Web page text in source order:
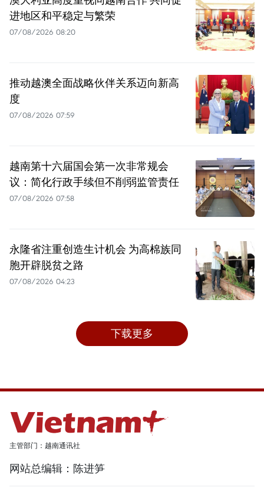
进地区和平稳定与繁荣
07/08/2026 08:20
推动越澳全面战略伙伴关系迈向新高
度
07/08/2026 07:59
越南第十六届国会第一次非常规会
议：简化行政手续但不削弱监管责任
07/08/2026 07:58
永隆省注重创造生计机会 为高棉族同
胞开辟脱贫之路
07/08/2026 04:23
下载更多
主管部门：越南通讯社
网站总编辑：陈进笋